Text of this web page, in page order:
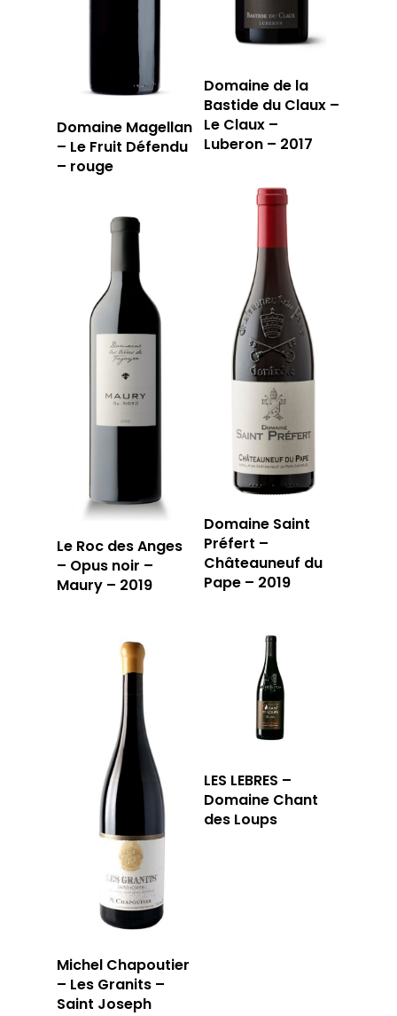
Domaine de la
Bastide du Claux –
Le Claux –
Luberon – 2017
Domaine Magellan
– Le Fruit Défendu
– rouge
Domaine Saint
Préfert –
Châteauneuf du
Pape – 2019
Le Roc des Anges
– Opus noir –
Maury – 2019
LES LEBRES –
Domaine Chant
des Loups
Michel Chapoutier
– Les Granits –
Saint Joseph
LA CAVE
LA CAVE
APERÇU DE NOTRE
LA TABLE
LA CARTE DU
JOUR
RÉSERVER
59 rue Grignan
13006 Marseille
T: 04 91 33 46 59